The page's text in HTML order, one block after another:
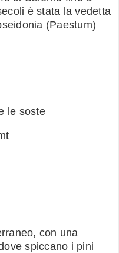
è stata la vedetta
(Paestum)
le soste
con una
spiccano i pini